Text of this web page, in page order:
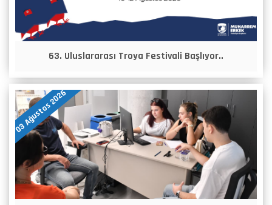
63. Uluslararası Troya Festivali Başlıyor..
03 Ağustos 2026